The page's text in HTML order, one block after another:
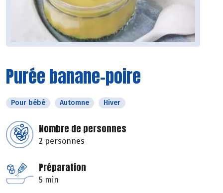
Purée banane-poire
Pour bébé Automne Hiver
Nombre de personnes
2 personnes
Préparation
5 min